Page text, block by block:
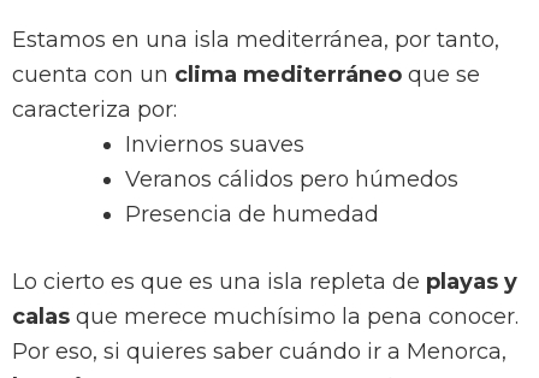
Estamos en una isla mediterránea, por tanto,
cuenta con un clima mediterráneo que se
caracteriza por:
Inviernos suaves
Veranos cálidos pero húmedos
Presencia de humedad
Lo cierto es que es una isla repleta de playas y
calas que merece muchísimo la pena conocer.
Por eso, si quieres saber cuándo ir a Menorca,